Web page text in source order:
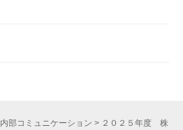
内部コミュニケーション > ２０２５年度 株